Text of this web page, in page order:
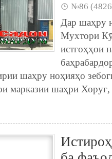
№86
Дар шаҳру
Мухтори
истгоҳҳои
шаҳру ноҳияҳо
марказии шаҳри